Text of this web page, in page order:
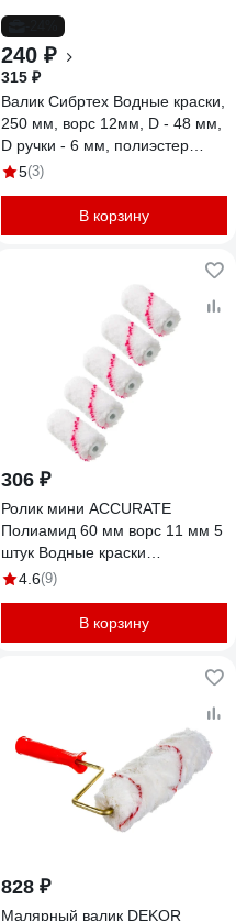
240 ₽
315 ₽
Валик Сибртех Водные краски,
250 мм, ворс 12мм, D - 48 мм,
D ручки - 6 мм, полиэстер
80187
5(3)
В корзину
306 ₽
Ролик мини ACCURATE
Полиамид 60 мм ворс 11 мм 5
штук Водные краски
18306019/5
4.6(9)
В корзину
828 ₽
Малярный валик DEKOR